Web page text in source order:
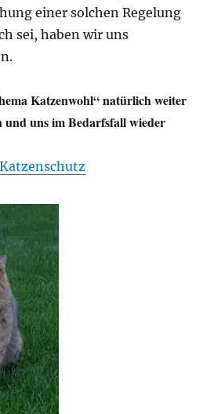
einer solchen Regelung
sei, haben wir uns
Katzenwohl“ natürlich weiter
und uns im Bedarfsfall wieder